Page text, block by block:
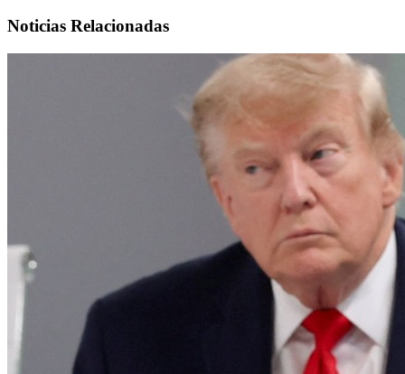
Noticias Relacionadas